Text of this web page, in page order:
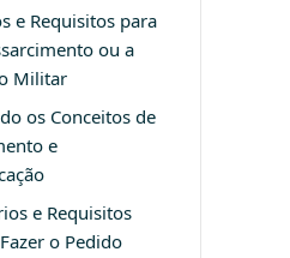
e Requisitos para
ou a
Militar
os Conceitos de
e
e Requisitos
o Pedido